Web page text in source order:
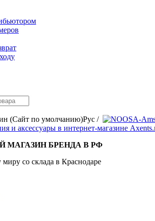
Рус /
МАГАЗИН БРЕНДА В РФ
миру со склада в Краснодаре